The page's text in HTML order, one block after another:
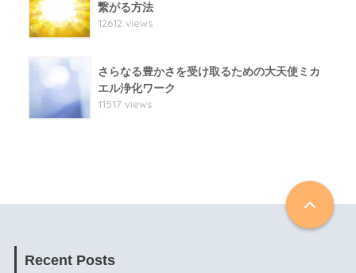
繋がる方法
12612 views
さらなる豊かさを受け取るための大天使ミカ
エル浄化ワーク
11517 views
Recent Posts